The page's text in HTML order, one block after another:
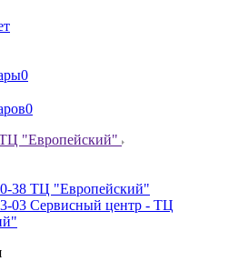
0
0
"Европейский"
38 ТЦ "Европейский"
03 Сервисный центр - ТЦ